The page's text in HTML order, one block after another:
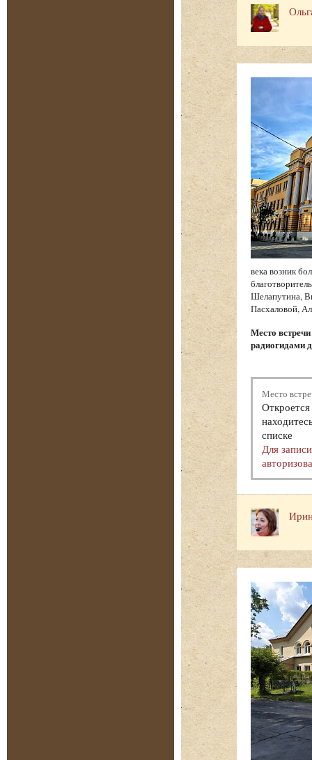
века возник
Шелапутина,
Пасхаловой,
Место
радиогидами
Место
списке
Для